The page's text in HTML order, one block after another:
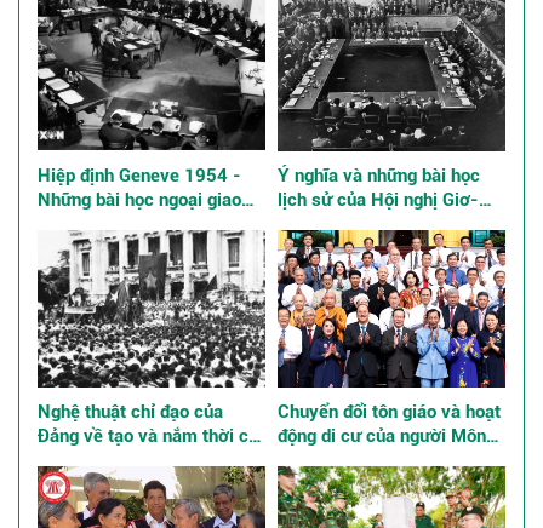
Hiệp định Geneve 1954 -
Những bài học ngoại giao
Ý nghĩa và những bài học
lịch sử của Hội nghị Giơ-
1954
Nghệ thuật chỉ đạo của
Đảng về tạo và nắm thời cơ,
mạng Tháng Tám năm 1945
Chuyển đổi tôn giáo và hoạt
động di cư của người Mông